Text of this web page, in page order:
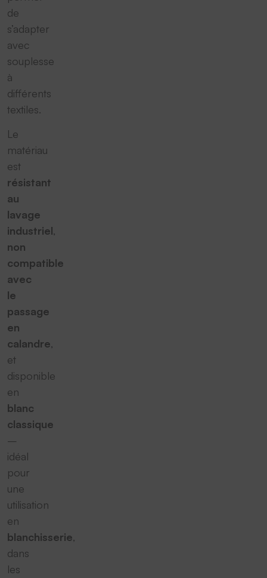
de
s’adapter
avec
souplesse
à
différents
textiles.
Le
matériau
est
résistant
au
lavage
industriel,
non
compatible
avec
le
passage
en
calandre,
et
disponible
en
blanc
classique
–
idéal
pour
une
utilisation
en
blanchisserie,
dans
les